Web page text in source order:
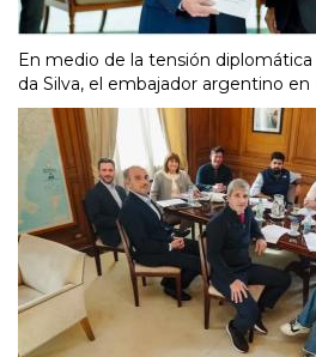
En medio de la tensión
da Silva, el embajador argentino en